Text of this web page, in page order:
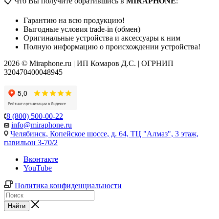
Гарантию на всю продукцию!
Выгодные условия trade-in (обмен)
Оригинальные устройства и аксессуары к ним
Полную информацию о происхождении устройства!
2026 © Miraphone.ru | ИП Комаров Д.С. | ОГРНИП
320470400048945
8 (800) 500-00-22
info@miraphone.ru
Челябинск, Копейское шоссе, д. 64, ТЦ "Алмаз", 3 этаж,
павильон 3-70/2
Вконтакте
YouTube
Политика конфиденциальности
Найти